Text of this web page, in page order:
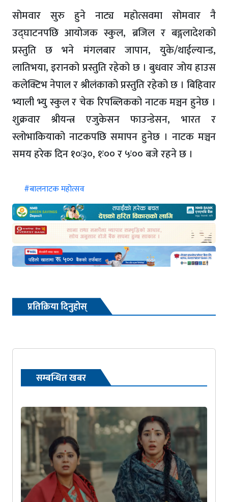
सोमवार सुरु हुने नाट्य महोत्सवमा सोमवार नै
उद्घाटनपछि आयोजक स्कुल, ब्रजिल र बङ्गलादेशको
प्रस्तुति छ भने मंगलबार जापान, युके/थाईल्यान्ड,
लातिभया, इरानको प्रस्तुति रहेको छ । बुधवार जोय हाउस
कलेक्टिभ नेपाल र श्रीलंकाको प्रस्तुति रहेको छ । बिहिवार
भ्याली भ्यु स्कुल र चेक रिपब्लिकको नाटक मञ्चन हुनेछ ।
शुक्रवार श्रीयन्त्र एजुकेसन फाउन्डेसन, भारत र
स्लोभाकियाको नाटकपछि समापन हुनेछ । नाटक मञ्चन
समय हरेक दिन १०ः३०, १ः०० र ५ः०० बजे रहने छ ।
#बालनाटक महोत्सव
प्रतिक्रिया दिनुहोस्
सम्बन्धित खबर